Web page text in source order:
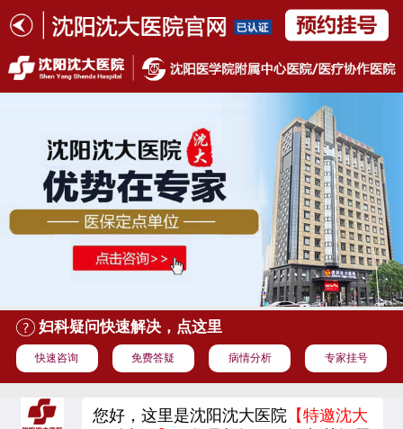
妇科疑问快速解决，点这里
快速咨询 免费答疑 病情分析 专家挂号
您好，这里是沈阳沈大医院 【特邀沈大